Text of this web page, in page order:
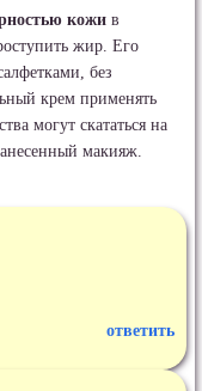
кожи в
жир. Его
без
крем применять
могут скататься на
макияж.
ответить